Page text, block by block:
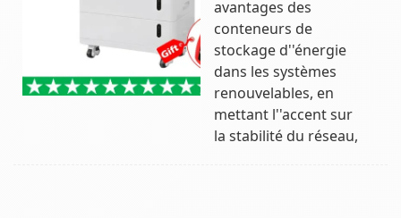
avantages des
conteneurs de
stockage d''énergie
dans les systèmes
renouvelables, en
mettant l''accent sur
la stabilité du réseau,